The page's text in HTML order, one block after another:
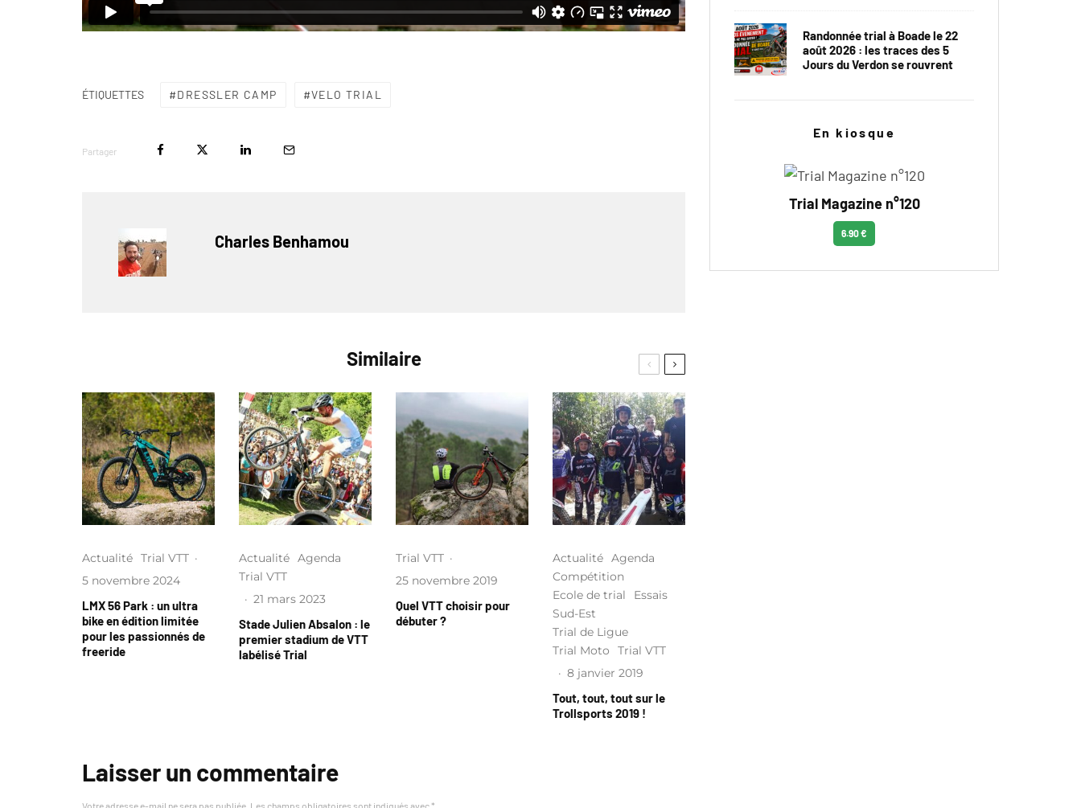
ÉTIQUETTES DRESSLER CAMP VELO TRIAL
Partager
Charles Benhamou
Similaire
Actualité Trial VTT ·
5 novembre 2024
LMX 56 Park : un ultra
bike en édition limitée
pour les passionnés de
freeride
Actualité Agenda
Trial VTT
· 21 mars 2023
Stade Julien Absalon : le
premier stadium de VTT
labélisé Trial
Trial VTT ·
25 novembre 2019
Quel VTT choisir pour
débuter ?
Actualité Agenda
Compétition
Ecole de trial
Essais
Sud-Est
Trial de Ligue
Trial Moto
Trial VTT
· 8 janvier 2019
Tout, tout, tout sur le
Trollsports 2019 !
Laisser un commentaire
Votre adresse e-mail ne sera pas publiée. Les champs obligatoires sont indiqués avec *
Randonnée trial à Boade le 22
août 2026 : les traces des 5
Jours du Verdon se rouvrent
En kiosque
Trial Magazine n°120
6.90 €